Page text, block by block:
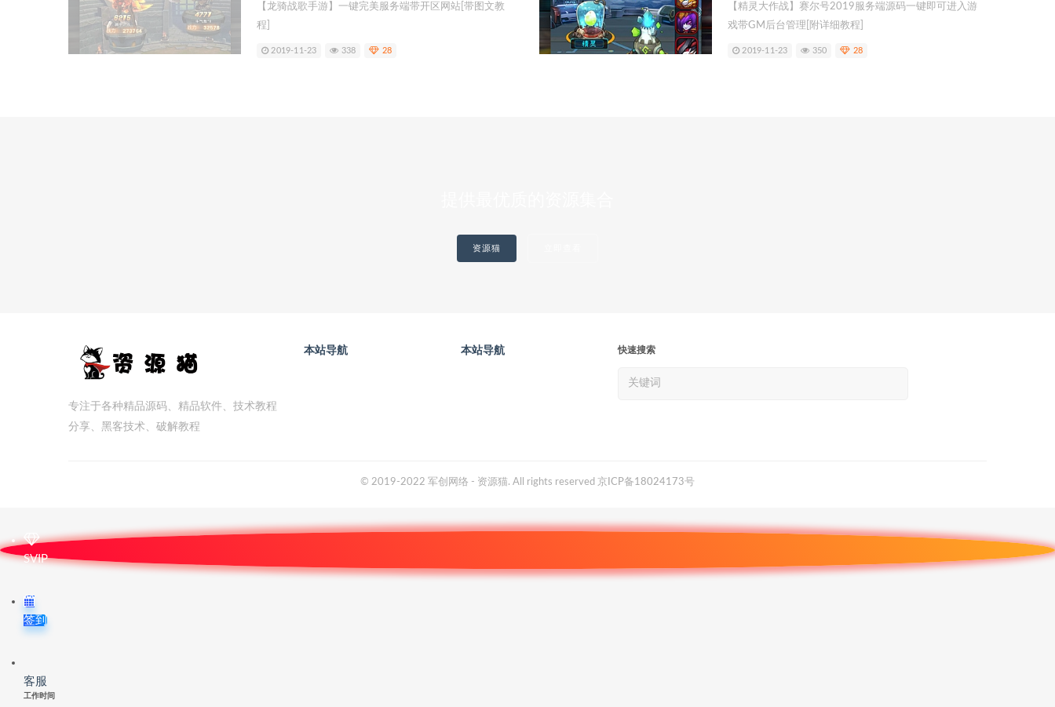
【龙骑战歌手游】一键完美服务端带开区网站[带图文教
程]
2019-11-23 338 28
【精灵大作战】赛尔号2019服务端源码一键即可进入游
戏带GM后台管理[附详细教程]
2019-11-23 350 28
资源猫
专注于各种精品源码、精品软件、技术教程
分享、黑客技术、破解教程
本站导航 本站导航 快速搜索
© 2019-2022 军创网络 - 资源猫. All rights reserved 京ICP备18024173号
SVIP
签到
客服
工作时间